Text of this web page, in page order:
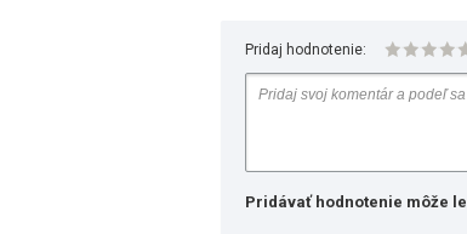
Pridaj hodnotenie:
Pridávať hodnotenie môže